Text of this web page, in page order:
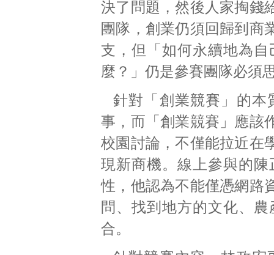
決了問題，然後人家掏錢
團隊，創業仍須回歸到商
支，但「如何永續地為
麼？」仍是參賽團隊必須
針對「創業競賽」的本
事，而「創業競賽」應該
校園討論，不僅能拉近在
現新商機。線上參與的
性，他認為不能僅憑網路
問、找到地方的文化、
合。